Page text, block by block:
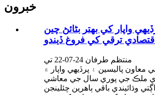
خبرون
واپار کي بهتر بڻائڻ چين
ترقي کي فروغ ڏيندو
منتظم طرفان 24-07-22 تي
پاليسين ۽ پرڏيهي واپار ۾
ملڪ جي پوري سال جي معاشي
وڌائيندي باقي ٻاهرين چئلينجن